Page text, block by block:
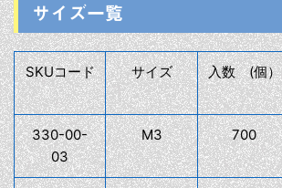
サイズ一覧
SKUコード サイズ 入数 (個）
330-00-
03
M3 700